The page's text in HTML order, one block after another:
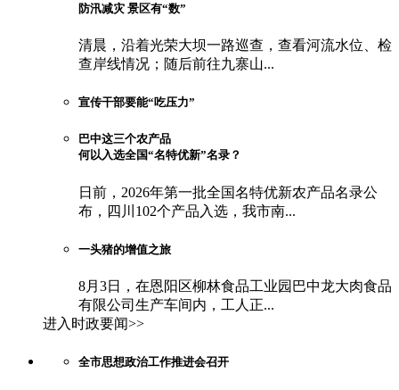
防汛减灾 景区有“数”
清晨，沿着光荣大坝一路巡查，查看河流水位、检
查岸线情况；随后前往九寨山...
宣传干部要能“吃压力”
巴中这三个农产品
何以入选全国“名特优新”名录？
日前，2026年第一批全国名特优新农产品名录公
布，四川102个产品入选，我市南...
一头猪的增值之旅
8月3日，在恩阳区柳林食品工业园巴中龙大肉食品
有限公司生产车间内，工人正...
进入时政要闻>>
全市思想政治工作推进会召开